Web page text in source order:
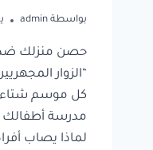
بواسطة admin
حصن منزلك ضد
“الزوار
كل موسم شتاء
مدرسة
لماذا يصاب